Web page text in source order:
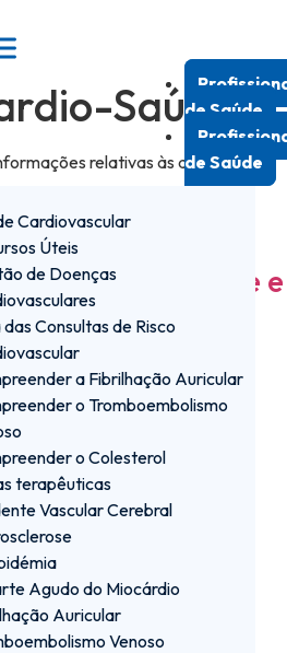
de Saúde
de Saúde
Cardiovascular
Úteis
de Doenças
das Consultas de Risco
a Fibrilhação Auricular
o Tromboembolismo
o Colesterol
terapêuticas
Vascular Cerebral
Agudo do Miocárdio
Auricular
Venoso
Saúde
relativas às doenças
criatividade e
na ação
das pessoas, incentivando
sempre com transparência,
segundos:
após
cancro